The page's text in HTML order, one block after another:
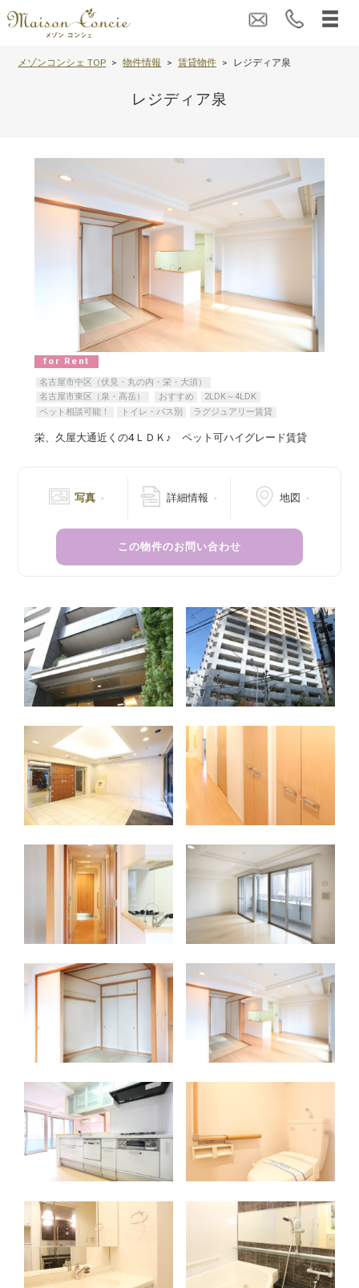
メゾンコンシェ TOP 物件情報 賃貸物件 レジディア泉
レジディア泉
for Rent
名古屋市中区（伏見・丸の内・栄・大須）
名古屋市東区（泉・高岳）
おすすめ
2LDK～4LDK
ペット相談可能！
トイレ・バス別 ラグジュアリー賃貸
栄、久屋大通近くの4ＬＤＫ♪ ペット可ハイグレード賃貸
写真 詳細情報 地図
この物件のお問い合わせ